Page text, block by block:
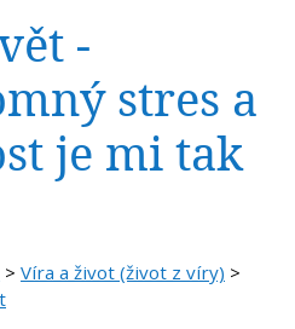
-
stres a
je mi tak
> Víra a život (život z víry) >